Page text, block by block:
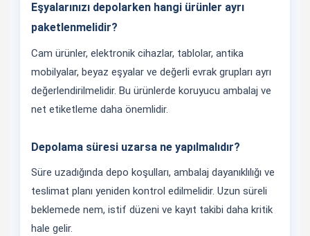
Eşyalarınızı depolarken hangi ürünler ayrı
paketlenmelidir?
Cam ürünler, elektronik cihazlar, tablolar, antika
mobilyalar, beyaz eşyalar ve değerli evrak grupları ayrı
değerlendirilmelidir. Bu ürünlerde koruyucu ambalaj ve
net etiketleme daha önemlidir.
Depolama süresi uzarsa ne yapılmalıdır?
Süre uzadığında depo koşulları, ambalaj dayanıklılığı ve
teslimat planı yeniden kontrol edilmelidir. Uzun süreli
beklemede nem, istif düzeni ve kayıt takibi daha kritik
hale gelir.